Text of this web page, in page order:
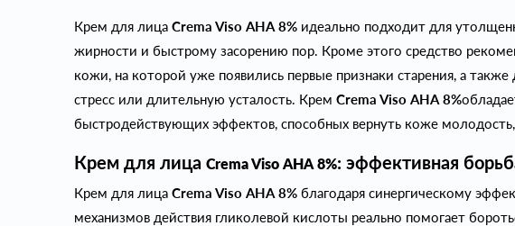
Крем для лица Crema Viso АНА 8% идеально подходит для
жирности и быстрому засорению пор. Кроме этого средство
кожи, на которой уже появились первые признаки старения, а
стресс или длительную усталость. Крем Crema Viso АНА 8%
быстродействующих эффектов, способных вернуть коже молодость,
Крем для лица Crema Viso АНА 8%: эффективная
Крем для лица Crema Viso АНА 8% благодаря синергическому
механизмов действия гликолевой кислоты реально помогает